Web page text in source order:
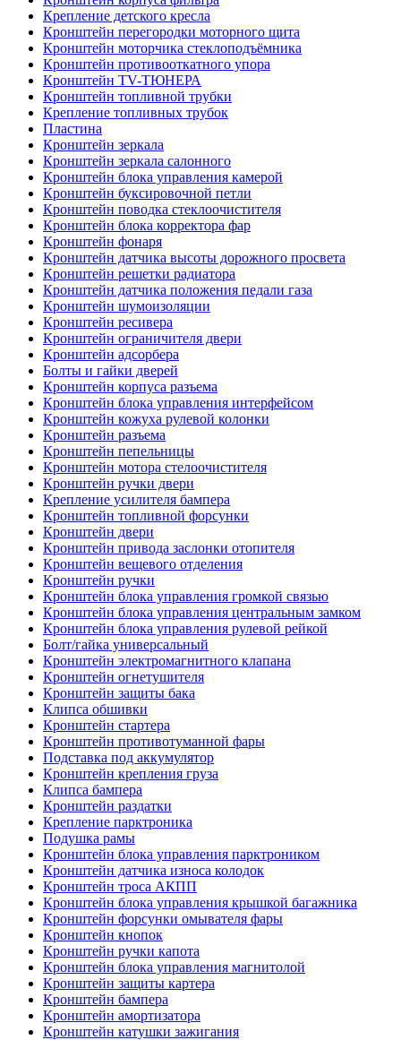
Крепление детского кресла
Кронштейн перегородки моторного щита
Кронштейн моторчика стеклоподъёмника
Кронштейн противооткатного упора
Кронштейн TV-ТЮНЕРА
Кронштейн топливной трубки
Крепление топливных трубок
Пластина
Кронштейн зеркала
Кронштейн зеркала салонного
Кронштейн блока управления камерой
Кронштейн буксировочной петли
Кронштейн поводка стеклоочистителя
Кронштейн блока корректора фар
Кронштейн фонаря
Кронштейн датчика высоты дорожного просвета
Кронштейн решетки радиатора
Кронштейн датчика положения педали газа
Кронштейн шумоизоляции
Кронштейн ресивера
Кронштейн ограничителя двери
Кронштейн адсорбера
Болты и гайки дверей
Кронштейн корпуса разъема
Кронштейн блока управления интерфейсом
Кронштейн кожуха рулевой колонки
Кронштейн разъема
Кронштейн пепельницы
Кронштейн мотора стелоочистителя
Кронштейн ручки двери
Крепление усилителя бампера
Кронштейн топливной форсунки
Кронштейн двери
Кронштейн привода заслонки отопителя
Кронштейн вещевого отделения
Кронштейн ручки
Кронштейн блока управления громкой связью
Кронштейн блока управления центральным замком
Кронштейн блока управления рулевой рейкой
Болт/гайка универсальный
Кронштейн электромагнитного клапана
Кронштейн огнетушителя
Кронштейн защиты бака
Клипса обшивки
Кронштейн стартера
Кронштейн противотуманной фары
Подставка под аккумулятор
Кронштейн крепления груза
Клипса бампера
Кронштейн раздатки
Крепление парктроника
Подушка рамы
Кронштейн блока управления парктроником
Кронштейн датчика износа колодок
Кронштейн троса АКПП
Кронштейн блока управления крышкой багажника
Кронштейн форсунки омывателя фары
Кронштейн кнопок
Кронштейн ручки капота
Кронштейн блока управления магнитолой
Кронштейн защиты картера
Кронштейн бампера
Кронштейн амортизатора
Кронштейн катушки зажигания